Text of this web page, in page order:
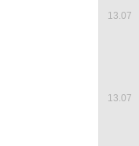
13.07
13.07